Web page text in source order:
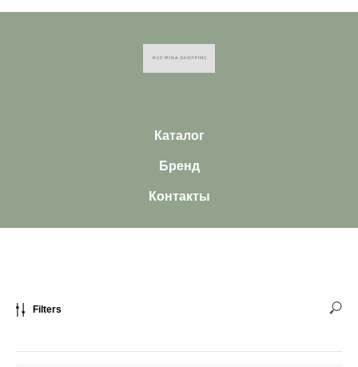
Каталог
Бренд
Контакты
Filters